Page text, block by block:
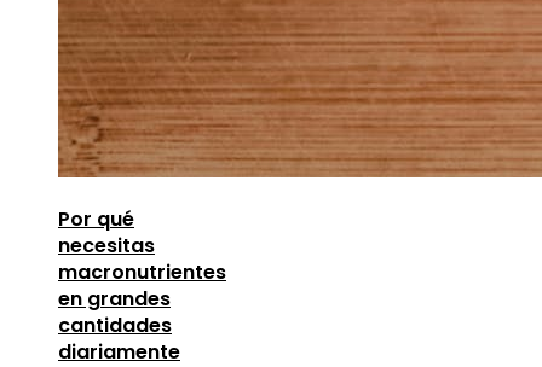
Por qué
necesitas
macronutrientes
en grandes
cantidades
diariamente